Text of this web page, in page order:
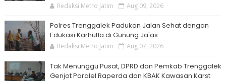
Redaksi Metro Jatim Aug 09, 2026
Polres Trenggalek Padukan Jalan Sehat dengan
Edukasi Karhutla di Gunung Ja'as
Redaksi Metro Jatim Aug 07, 2026
Tak Menunggu Pusat, DPRD dan Pemkab Trenggalek
Genjot Paralel Raperda dan KBAK Kawasan Karst